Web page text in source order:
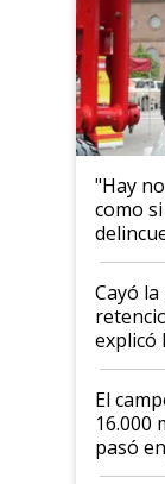
"Hay
como
al
habló
Cayó
explicó
El
16.000
pasó